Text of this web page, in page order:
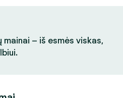
mainai – iš esmės viskas,